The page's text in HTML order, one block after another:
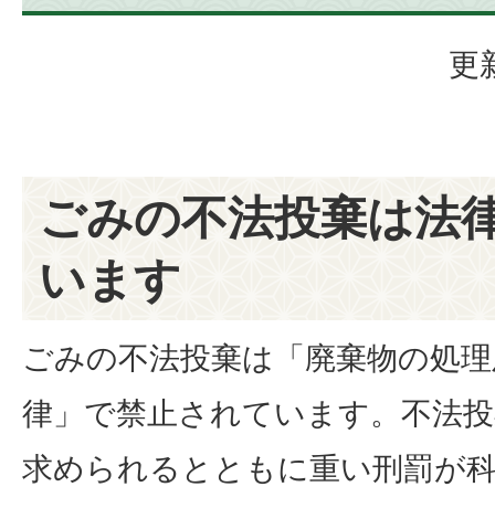
更
ごみの不法投棄は法
います
ごみの不法投棄は「廃棄物の処
律」で禁止されています。不法
求められるとともに重い刑罰が